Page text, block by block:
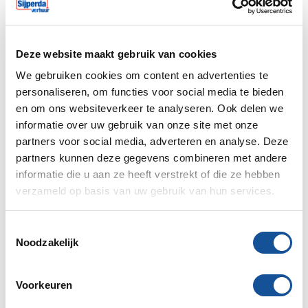
Deze website maakt gebruik van cookies
We gebruiken cookies om content en advertenties te
personaliseren, om functies voor social media te bieden
en om ons websiteverkeer te analyseren. Ook delen we
informatie over uw gebruik van onze site met onze
partners voor social media, adverteren en analyse. Deze
partners kunnen deze gegevens combineren met andere
informatie die u aan ze heeft verstrekt of die ze hebben
verzameld op basis van uw gebruik van hun services.
Noodzakelijk
Voorkeuren
Verwacht einde huur
De einddatum is een indicatie, je dient nog wel definitief
af te melden voor retour.
Aantal
Subtotaal